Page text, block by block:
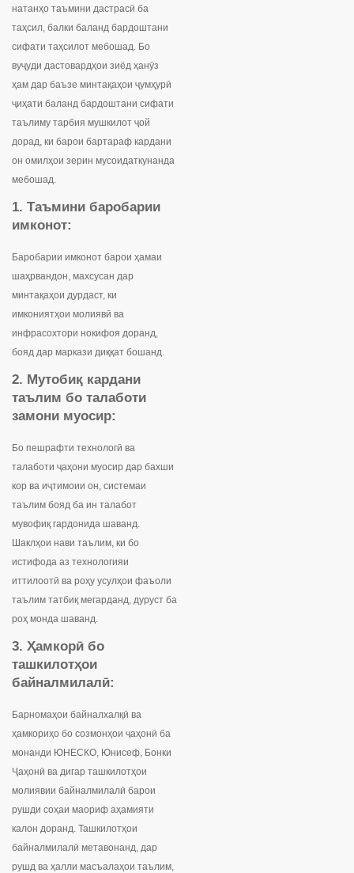
натанҳо таъмини дастрасӣ ба
таҳсил, балки баланд бардоштани
сифати таҳсилот мебошад. Бо
вуҷуди дастовардҳои зиёд ҳанӯз
ҳам дар баъзе минтақаҳои ҷумҳурӣ
ҷиҳати баланд бардоштани сифати
таълиму тарбия мушкилот ҷой
дорад, ки барои бартараф кардани
он омилҳои зерин мусоидаткунанда
мебошад.
1. Таъмини баробарии
имконот:
Баробарии имконот барои ҳамаи
шаҳрвандон, махсусан дар
минтақаҳои дурдаст, ки
имкониятҳои молиявӣ ва
инфрасохтори нокифоя доранд,
бояд дар маркази диққат бошанд.
2. Мутобиқ кардани
таълим бо талаботи
замони муосир:
Бо пешрафти технологӣ ва
талаботи ҷаҳони муосир дар бахши
кор ва иҷтимоии он, системаи
таълим бояд ба ин талабот
мувофиқ гардонида шаванд.
Шаклҳои нави таълим, ки бо
истифода аз технологияи
иттилоотӣ ва роҳу усулҳои фаъоли
таълим татбиқ мегарданд, дуруст ба
роҳ монда шаванд.
3. Ҳамкорӣ бо
ташкилотҳои
байналмилалӣ:
Барномаҳои байналхалқӣ ва
ҳамкориҳо бо созмонҳои ҷаҳонӣ ба
монанди ЮНЕСКО, Юнисеф, Бонки
Ҷаҳонӣ ва дигар ташкилотҳои
молиявии байналмилалӣ барои
рушди соҳаи маориф аҳамияти
калон доранд. Ташкилотҳои
байналмилалӣ метавонанд, дар
рушд ва ҳалли масъалаҳои таълим,